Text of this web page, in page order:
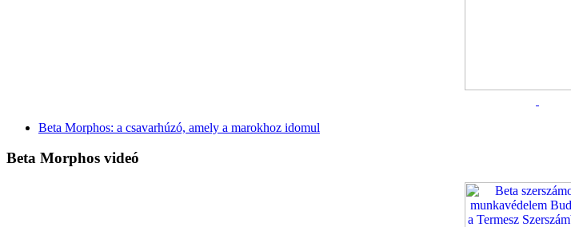
Beta Morphos: a csavarhúzó, amely a marokhoz idomul
Beta Morphos videó